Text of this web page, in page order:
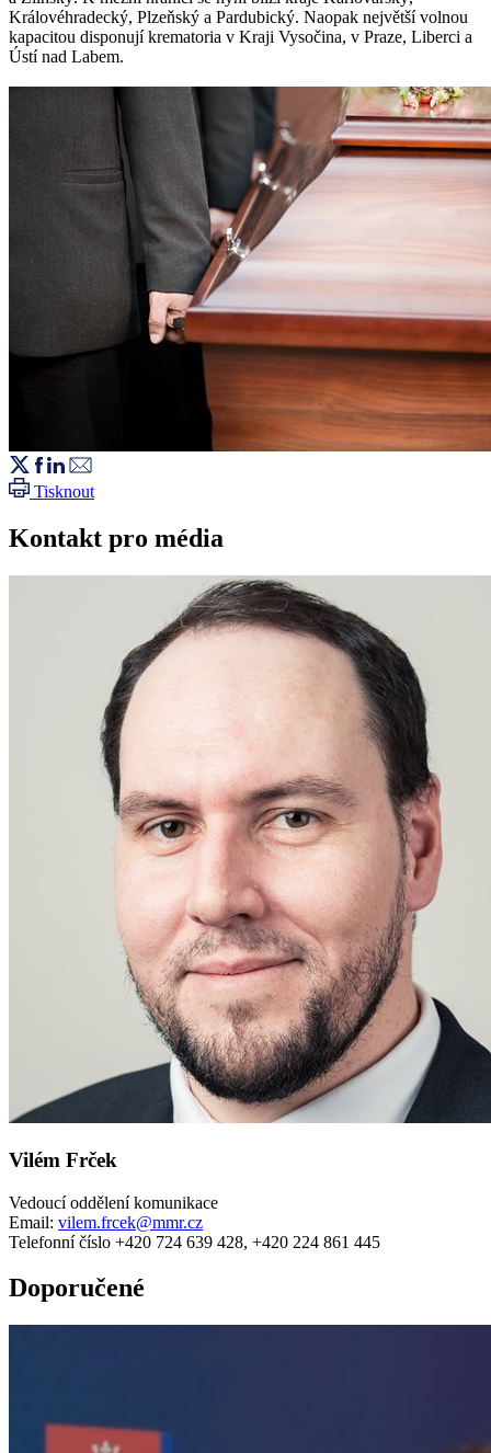
Královéhradecký, Plzeňský a Pardubický. Naopak největší volnou
kapacitou disponují krematoria v Kraji Vysočina, v Praze, Liberci a
Ústí nad Labem.
Tisknout
Kontakt pro média
Vilém Frček
Vedoucí oddělení komunikace
Email: vilem.frcek@mmr.cz
Telefonní číslo +420 724 639 428, +420 224 861 445
Doporučené